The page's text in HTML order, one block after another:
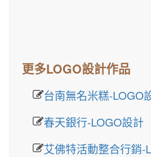
更多LOGO設計作品
台南無名米糕-LOGO
春天銀行-LOGO設計
艾佛特活動整合行銷-